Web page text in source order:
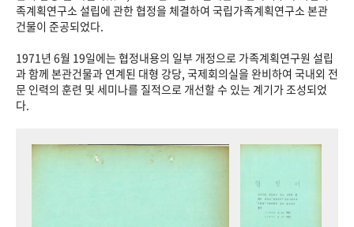
세계와 함께 한 KIHASA
VR 역사관
족계획연구소 설립에 관한 협정을 체결하여 국립가족계획연구소 본관
건물이 준공되었다.
1971년 6월 19일에는 협정내용의 일부 개정으로 가족계획연구원 설립
과 함께 본관건물과 연계된 대형 강당, 국제회의실을 완비하여 국내외 전
문 인력의 훈련 및 세미나를 질적으로 개선할 수 있는 계기가 조성되었
다.